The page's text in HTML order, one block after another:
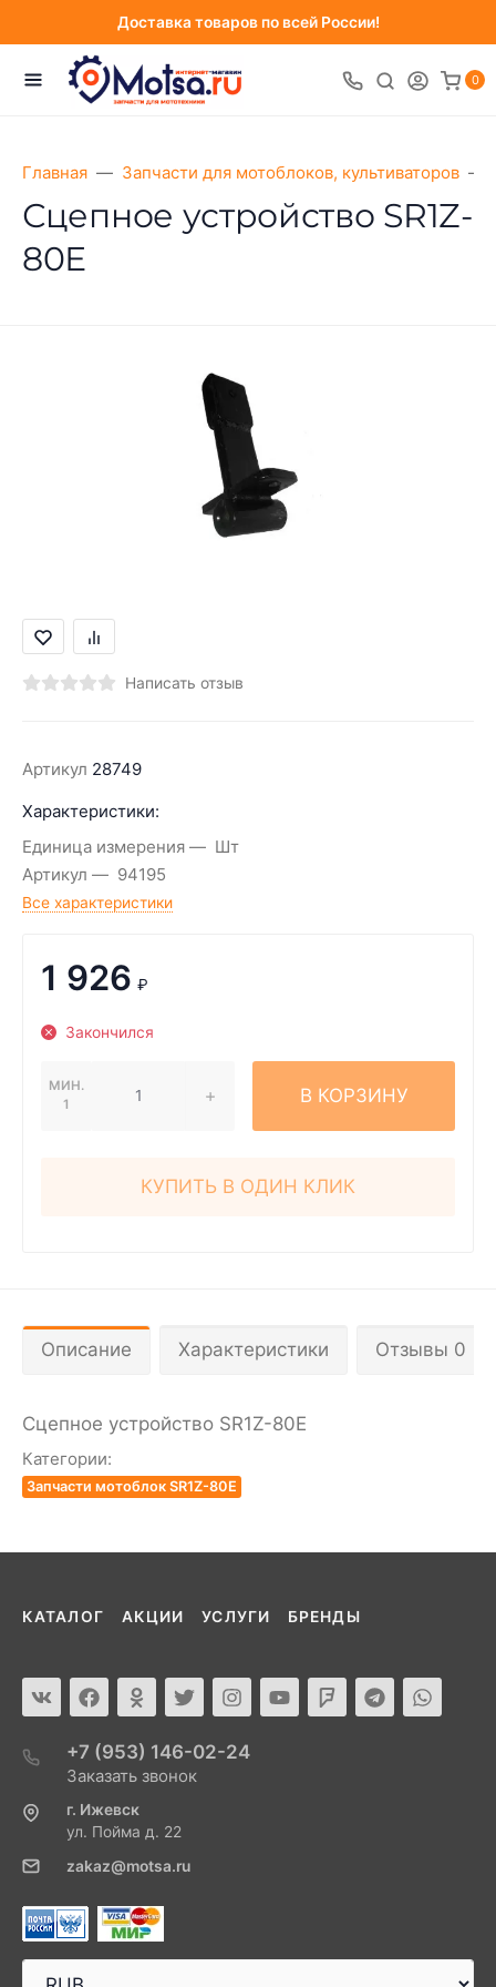
Доставка товаров по всей России!
0
Главная Запчасти для мотоблоков, культиваторов
Сцепное устройство SR1Z-
80Е
Написать отзыв
Артикул 28749
Характеристики:
Единица измерения
Шт
Артикул
94195
Все характеристики
1 926 ₽
Закончился
МИН.
1
В КОРЗИНУ
КУПИТЬ В ОДИН КЛИК
Описание Характеристики Отзывы 0
Сцепное устройство SR1Z-80Е
Категории:
Запчасти мотоблок SR1Z-80E
КАТАЛОГ АКЦИИ УСЛУГИ БРЕНДЫ
+7 (953) 146-02-24
Заказать звонок
г. Ижевск
ул. Пойма д. 22
zakaz@motsa.ru